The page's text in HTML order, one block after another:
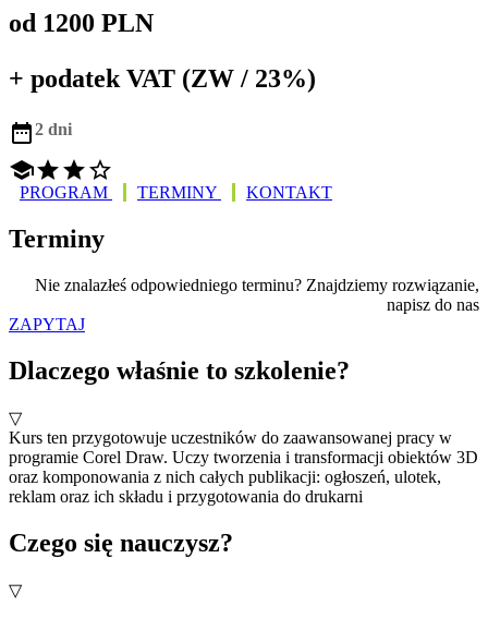
od 1200 PLN
+ podatek VAT (ZW / 23%)
2 dni

PROGRAM TERMINY KONTAKT
Terminy
Nie znalazłeś odpowiedniego terminu? Znajdziemy rozwiązanie,
napisz do nas
ZAPYTAJ
Dlaczego właśnie to szkolenie?
▽
Kurs ten przygotowuje uczestników do zaawansowanej pracy w
programie Corel Draw. Uczy tworzenia i transformacji obiektów 3D
oraz komponowania z nich całych publikacji: ogłoszeń, ulotek,
reklam oraz ich składu i przygotowania do drukarni
Czego się nauczysz?
▽